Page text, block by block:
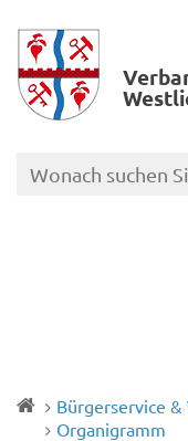
Bürgerservice
Organigramm